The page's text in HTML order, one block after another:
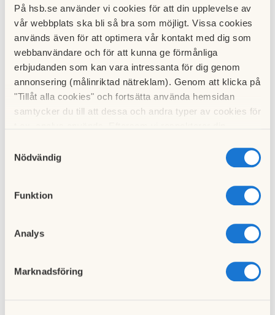
På hsb.se använder vi cookies för att din upplevelse av
vår webbplats ska bli så bra som möjligt. Vissa cookies
används även för att optimera vår kontakt med dig som
webbanvändare och för att kunna ge förmånliga
erbjudanden som kan vara intressanta för dig genom
annonsering (målinriktad nätreklam). Genom att klicka på
"Tillåt alla cookies" och fortsätta använda hemsidan
samtycker du till att dessa och andra typer av cookies för
cookies och välja att endast tillåta ett urval.
Nödvändig
Funktion
Analys
Marknadsföring
Allt som inte är märkt kommer vi ta hand om. Uppenbart
skräp slängs.
Övergivna cyklar kommer att anmälas till polisen som
Saknar du något efter denna dag så hör du av dig till
Vicevärden snarast.
Styrelsen Brf Idrottstränaren.